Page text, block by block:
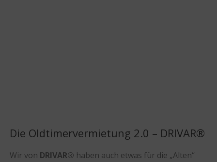
Die Oldtimervermietung 2.0 – DRIVAR®
Wir von DRIVAR® haben auch etwas für die „Alten“